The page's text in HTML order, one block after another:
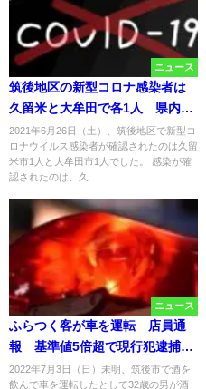
ニュース
筑後地区の新型コロナ感染者は
久留米と大牟田で各1人 県内40
人感染【6月26日】
2021年6月26日（土）、筑後地区で新型コ
ロナウイルス感染者が確認されたのは久留
米市1人と大牟田市1人でした。 感染が確
認されたのは、久...
ニュース
ふらつく客が車を運転 店員通
報 基準値5倍超で現行犯逮捕
（筑後市）
2022年7月3日（日）未明、筑後市で酒を
飲んで車を運転したとして32歳の男が酒